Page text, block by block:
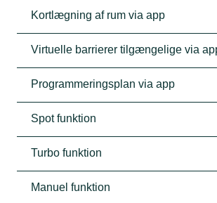
Kortlægning af rum via app
Virtuelle barrierer tilgængelige via
Programmeringsplan via app
Spot funktion
Turbo funktion
Manuel funktion